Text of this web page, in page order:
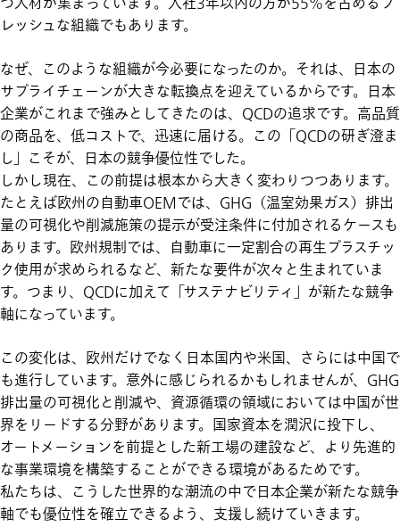
レッシュな組織でもあります。
なぜ、このような組織が今必要になったのか。それは、日本の
サプライチェーンが大きな転換点を迎えているからです。日本
企業がこれまで強みとしてきたのは、QCDの追求です。高品質
の商品を、低コストで、迅速に届ける。この「QCDの研ぎ澄ま
し」こそが、日本の競争優位性でした。
しかし現在、この前提は根本から大きく変わりつつあります。
たとえば欧州の自動車OEMでは、GHG（温室効果ガス）排出
量の可視化や削減施策の提示が受注条件に付加されるケースも
あります。欧州規制では、自動車に一定割合の再生プラスチッ
ク使用が求められるなど、新たな要件が次々と生まれていま
す。つまり、QCDに加えて「サステナビリティ」が新たな競争
軸になっています。
この変化は、欧州だけでなく日本国内や米国、さらには中国で
も進行しています。意外に感じられるかもしれませんが、GHG
排出量の可視化と削減や、資源循環の領域においては中国が世
界をリードする分野があります。国家資本を潤沢に投下し、
オートメーションを前提とした新工場の建設など、より先進的
な事業環境を構築することができる環境があるためです。
私たちは、こうした世界的な潮流の中で日本企業が新たな競争
軸でも優位性を確立できるよう、支援し続けていきます。